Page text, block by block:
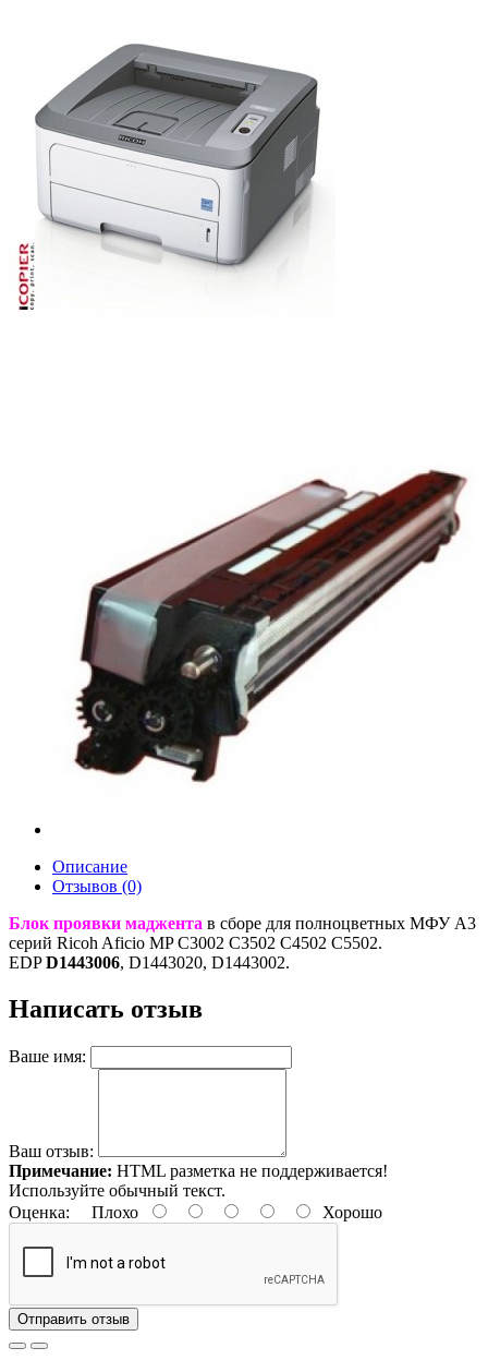
Описание
Отзывов (0)
Блок проявки маджента в сборе для полноцветных МФУ A3
серий Ricoh Aficio MP C3002 C3502 C4502 C5502.
EDPD1443006, D1443020, D1443002.
Написать отзыв
Ваше имя:
Ваш отзыв:
Примечание: HTML разметка не поддерживается!
Используйте обычный текст.
Оценка: Плохо Хорошо
Отправить отзыв